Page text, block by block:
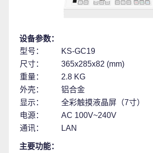
设备参数：
型号：
KS-GC19
尺寸：
365x285x82 (mm)
重量：
2.8 KG
外壳：
铝合金
显示：
全彩触摸液晶屏（7寸）
电源：
AC 100V~240V
通讯：
LAN
主要功能：